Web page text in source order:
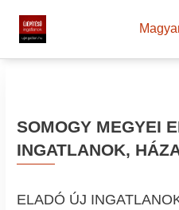
SOMOGY MEGYEI
INGATLANOK,
ELADÓ ÚJ